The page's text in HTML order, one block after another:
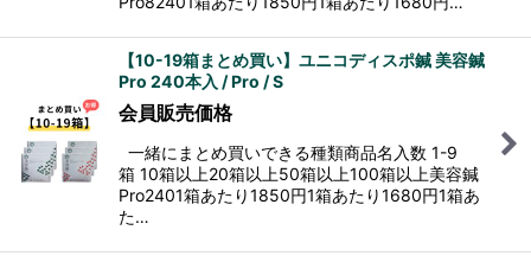
【10-19箱まとめ買い】ユニコディスポ鍼 美容鍼
Pro 240本入 / Pro / S
会員販売価格
一緒にまとめ買いできる種類商品名入数 1-9
箱 10箱以上20箱以上50箱以上100箱以上美容鍼
Pro2401箱あたり1850円1箱あたり1680円1箱あ
た…